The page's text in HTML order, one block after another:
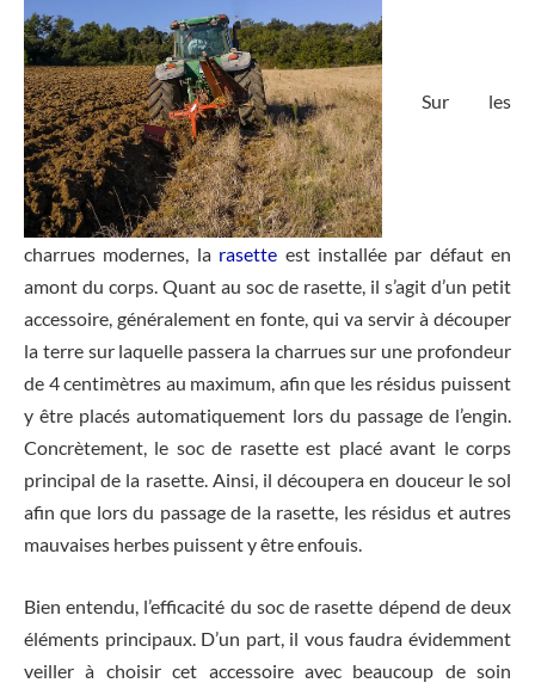
Sur les
charrues modernes, la rasette est installée par défaut en
amont du corps. Quant au soc de rasette, il s’agit d’un petit
accessoire, généralement en fonte, qui va servir à découper
la terre sur laquelle passera la charrues sur une profondeur
de 4 centimètres au maximum, afin que les résidus puissent
y être placés automatiquement lors du passage de l’engin.
Concrètement, le soc de rasette est placé avant le corps
principal de la rasette. Ainsi, il découpera en douceur le sol
afin que lors du passage de la rasette, les résidus et autres
mauvaises herbes puissent y être enfouis.
Bien entendu, l’efficacité du soc de rasette dépend de deux
éléments principaux. D’un part, il vous faudra évidemment
veiller à choisir cet accessoire avec beaucoup de soin